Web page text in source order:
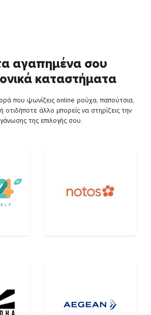
αγαπημένα σου
καταστήματα
που ψωνίζεις online ρούχα, παπούτσια,
οτιδήποτε άλλο μπορείς να στηρίζεις την
της επιλογής σου.